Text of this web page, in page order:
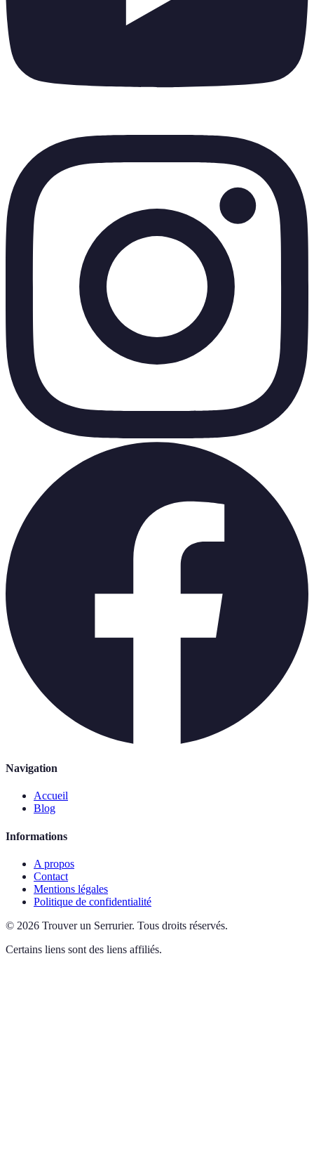
Navigation
Accueil
Blog
Informations
A propos
Contact
Mentions légales
Politique de confidentialité
© 2026 Trouver un Serrurier. Tous droits réservés.
Certains liens sont des liens affiliés.